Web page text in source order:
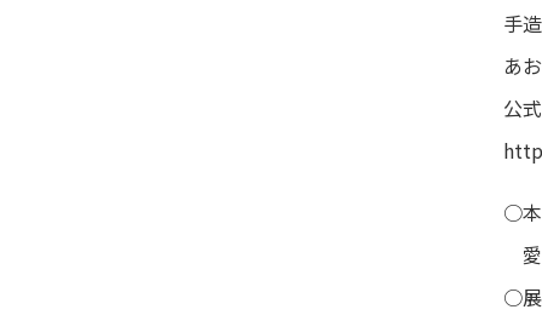
手
あ
公
○
○